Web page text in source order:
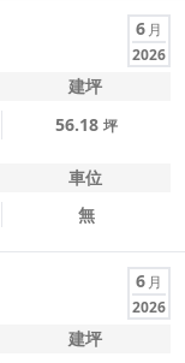
6 月
2026
建坪
56.18 坪
車位
無
6 月
2026
建坪